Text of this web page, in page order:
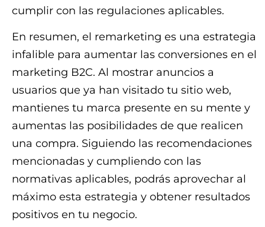
cumplir con las regulaciones aplicables.
En resumen, el remarketing es una estrategia
infalible para aumentar las conversiones en el
marketing B2C. Al mostrar anuncios a
usuarios que ya han visitado tu sitio web,
mantienes tu marca presente en su mente y
aumentas las posibilidades de que realicen
una compra. Siguiendo las recomendaciones
mencionadas y cumpliendo con las
normativas aplicables, podrás aprovechar al
máximo esta estrategia y obtener resultados
positivos en tu negocio.